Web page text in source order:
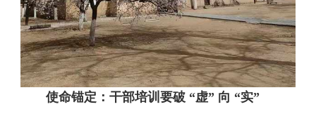
使命锚定：干部培训要破 “虚” 向 “实”​